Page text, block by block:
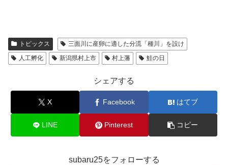
トピックス
三面川に産卵に適した分流「種川」を設け
人工孵化
新潟県村上市 村上藩 鮭の日
シェアする
X Facebook はてブ
LINE Pinterest コピー
subaru25をフォローする